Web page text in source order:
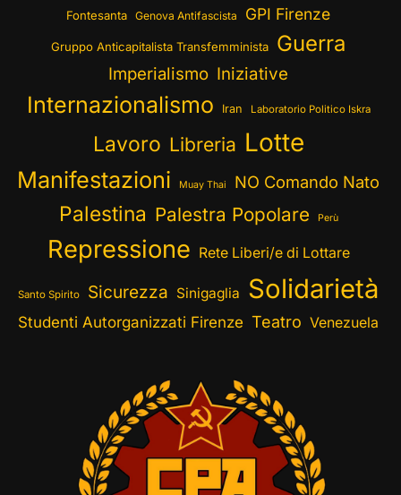
Fontesanta Genova Antifascista GPI Firenze
Gruppo Anticapitalista Transfemminista Guerra
Imperialismo Iniziative
Internazionalismo Iran Laboratorio Politico Iskra
Lavoro Libreria Lotte
Manifestazioni Muay Thai NO Comando Nato
Palestina Palestra Popolare Perù
Repressione Rete Liberi/e di Lottare
Santo Spirito Sicurezza Sinigaglia Solidarietà
Studenti Autorganizzati Firenze Teatro Venezuela